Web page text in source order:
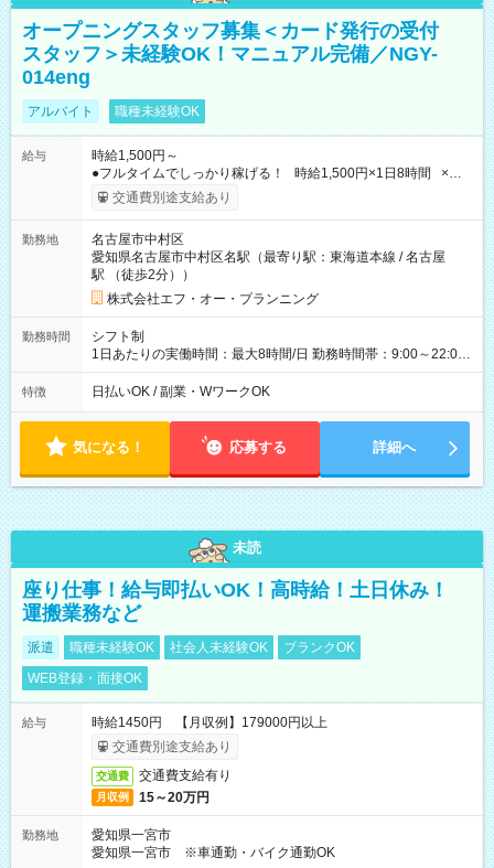
オープニングスタッフ募集＜カード発行の受付
スタッフ＞未経験OK！マニュアル完備／NGY-
014eng
アルバイト 職種未経験OK
給与
時給1,500円～
●フルタイムでしっかり稼げる！ 時給1,500円×1日8時間 ×週5
日勤務 ＝1日あたり 12,000円 ×22日勤務 ＝月収例 264,000円
【試用期間】試用期間なし
交通費別途支給あり
勤務地
名古屋市中村区
愛知県名古屋市中村区名駅（最寄り駅：東海道本線 / 名古屋
駅 （徒歩2分））
株式会社エフ・オー・プランニング
勤務時間
シフト制
1日あたりの実働時間：最大8時間/日 勤務時間帯：9:00～22:00
【シフト例】 ・9:00～18:00 ・13:00～22:00 ■週5日～OK ■1日
8時間（休憩1時間） 時間帯の相談OKでプライベートも充実 ※
（週休2日制）となりますが、 平日休みの曜日はほぼ希望通りに
取得可能です◎
特徴 日払いOK / 副業・WワークOK
気になる！ 応募する 詳細へ
未読
座り仕事！給与即払いOK！高時給！土日休み！
運搬業務など
派遣 職種未経験OK 社会人未経験OK
ブランクOK
WEB登録・面接OK
給与
時給1450円 【月収例】179000円以上
交通費別途支給あり
交通費 交通費支給有り
月収例 15～20万円
勤務地
愛知県一宮市
愛知県一宮市 ※車通勤・バイク通勤OK